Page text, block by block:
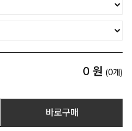
0 원 (0개)
바로구매